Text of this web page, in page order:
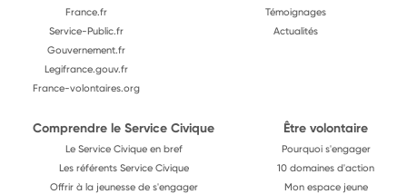
France.fr
Service-Public.fr
Gouvernement.fr
Legifrance.gouv.fr
France-volontaires.org
Témoignages
Actualités
Comprendre le Service Civique
Le Service Civique en bref
Les référents Service Civique
Offrir à la jeunesse de s'engager
Être volontaire
Pourquoi s'engager
10 domaines d'action
Mon espace jeune